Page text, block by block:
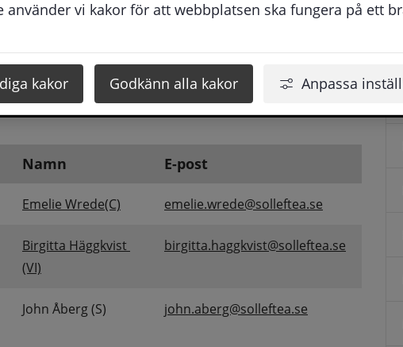
använder vi kakor för att webbplatsen ska fungera på ett
kakor Godkänn alla kakor Anpassa
E-post
Safaee majed.safaee@solleftea.se
Namn E-post
Emelie Wrede(C) emelie.wrede@solleftea.se
Birgitta Häggkvist
(VI)
birgitta.haggkvist@solleftea.se
John Åberg (S) john.aberg@solleftea.se